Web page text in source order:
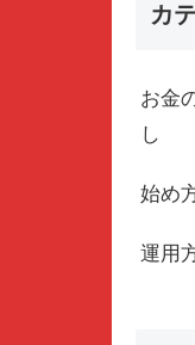
カ
お金
し
始め
運用